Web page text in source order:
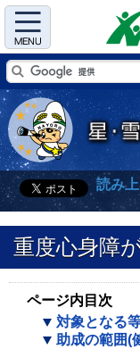
Menu
読み
重度心身障
ページ内目次
対象となる
助成の範囲(